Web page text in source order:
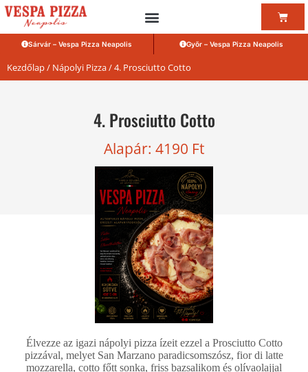
Sárvár – Vespa Pizza Neapolis Győr – Vespa Pizza Neapolis
Kezdőlap/ Nápolyi Pizza/ 4. Prosciutto Cotto
4. Prosciutto Cotto
Alapár: 4190 Ft
Élvezze az igazi nápolyi pizza ízeit ezzel a Prosciutto Cotto
pizzával, melyet San Marzano paradicsomszósz, fior di latte
mozzarella, cotto főtt sonka, friss bazsalikom és olívaolajjal